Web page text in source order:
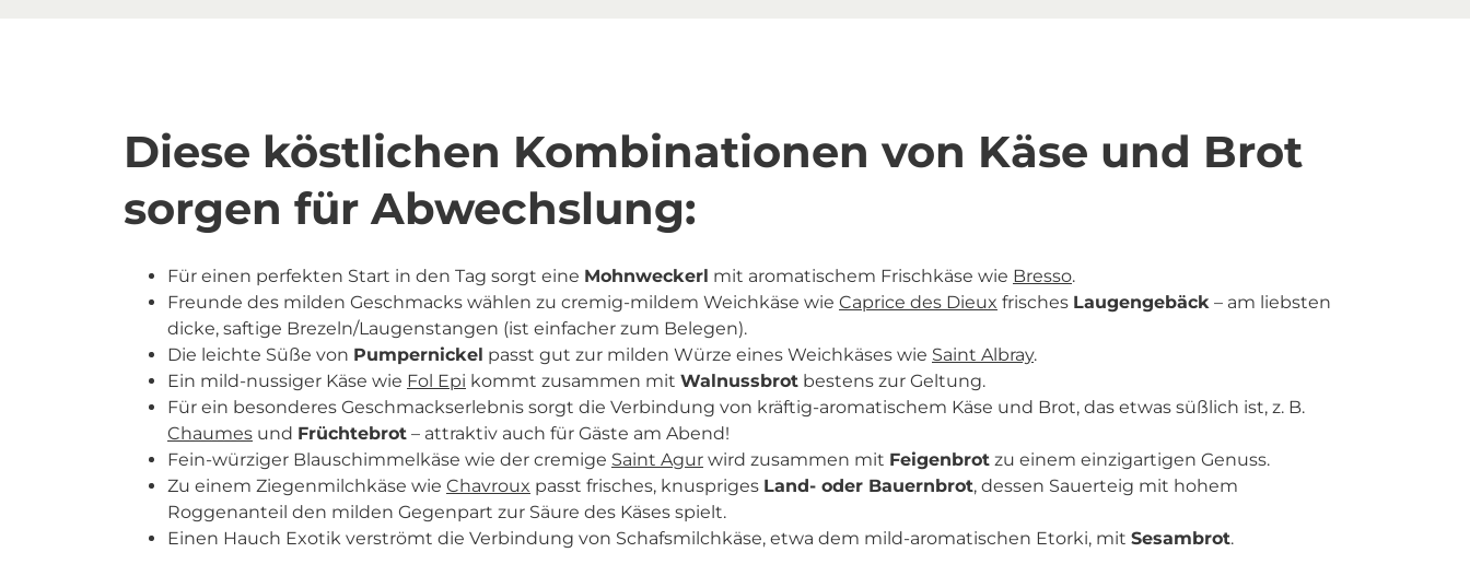
Diese köstlichen Kombinationen von Käse und Brot
sorgen für Abwechslung:
Für einen perfekten Start in den Tag sorgt eine Mohnweckerl mit aromatischem Frischkäse wie Bresso.
Freunde des milden Geschmacks wählen zu cremig-mildem Weichkäse wie Caprice des Dieux frisches Laugengebäck – am liebsten
dicke, saftige Brezeln/Laugenstangen (ist einfacher zum Belegen).
Die leichte Süße von Pumpernickel passt gut zur milden Würze eines Weichkäses wie Saint Albray.
Ein mild-nussiger Käse wie Fol Epi kommt zusammen mit Walnussbrot bestens zur Geltung.
Für ein besonderes Geschmackserlebnis sorgt die Verbindung von kräftig-aromatischem Käse und Brot, das etwas süßlich ist, z. B.
Chaumes und Früchtebrot – attraktiv auch für Gäste am Abend!
Fein-würziger Blauschimmelkäse wie der cremige Saint Agur wird zusammen mit Feigenbrot zu einem einzigartigen Genuss.
Zu einem Ziegenmilchkäse wie Chavroux passt frisches, knuspriges Land- oder Bauernbrot, dessen Sauerteig mit hohem
Roggenanteil den milden Gegenpart zur Säure des Käses spielt.
Einen Hauch Exotik verströmt die Verbindung von Schafsmilchkäse, etwa dem mild-aromatischen Etorki, mit Sesambrot.